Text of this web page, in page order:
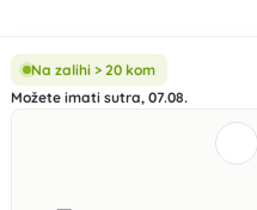
Na zalihi > 20 kom
Možete imati sutra, 07.08.